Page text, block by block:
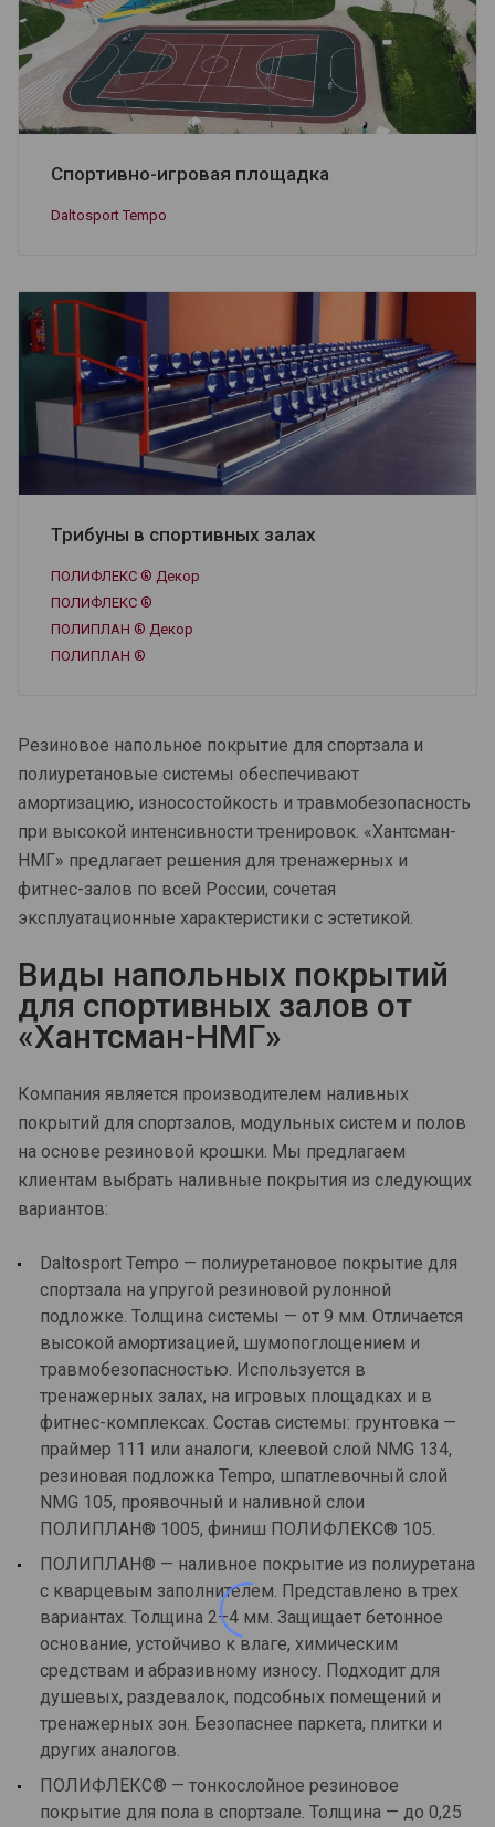
Спортивно-игровая площадка
Daltosport Tempo
Трибуны в спортивных залах
ПОЛИФЛЕКС ® Декор
ПОЛИФЛЕКС ®
ПОЛИПЛАН ® Декор
ПОЛИПЛАН ®
Резиновое напольное покрытие для спортзала и
полиуретановые системы обеспечивают
амортизацию, износостойкость и травмобезопасность
при высокой интенсивности тренировок. «Хантсман-
НМГ» предлагает решения для тренажерных и
фитнес-залов по всей России, сочетая
эксплуатационные характеристики с эстетикой.
Виды напольных покрытий
для спортивных залов от
«Хантсман-НМГ»
Компания является производителем наливных
покрытий для спортзалов, модульных систем и полов
на основе резиновой крошки. Мы предлагаем
клиентам выбрать наливные покрытия из следующих
вариантов:
Daltosport Tempo — полиуретановое покрытие для
спортзала на упругой резиновой рулонной
подложке. Толщина системы — от 9 мм. Отличается
высокой амортизацией, шумопоглощением и
травмобезопасностью. Используется в
тренажерных залах, на игровых площадках и в
фитнес-комплексах. Состав системы: грунтовка —
праймер 111 или аналоги, клеевой слой NMG 134,
резиновая подложка Tempo, шпатлевочный слой
NMG 105, проявочный и наливной слои
ПОЛИПЛАН® 1005, финиш ПОЛИФЛЕКС® 105.
ПОЛИПЛАН® — наливное покрытие из полиуретана
с кварцевым заполнителем. Представлено в трех
вариантах. Толщина 2–4 мм. Защищает бетонное
основание, устойчиво к влаге, химическим
средствам и абразивному износу. Подходит для
душевых, раздевалок, подсобных помещений и
тренажерных зон. Безопаснее паркета, плитки и
других аналогов.
ПОЛИФЛЕКС® — тонкослойное резиновое
покрытие для пола в спортзале. Толщина — до 0,25